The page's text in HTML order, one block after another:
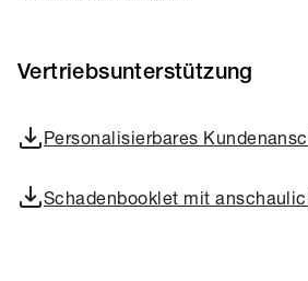
Vertriebsunterstützung
Personalisierbares
Schadenbooklet mit